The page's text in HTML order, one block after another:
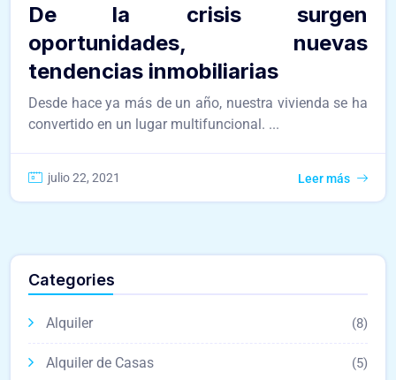
De la crisis surgen
oportunidades, nuevas
tendencias inmobiliarias
Desde hace ya más de un año, nuestra vivienda se ha
convertido en un lugar multifuncional. ...
julio 22, 2021 Leer más
Categories
Alquiler (8)
Alquiler de Casas (5)